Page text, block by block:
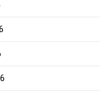
Simi